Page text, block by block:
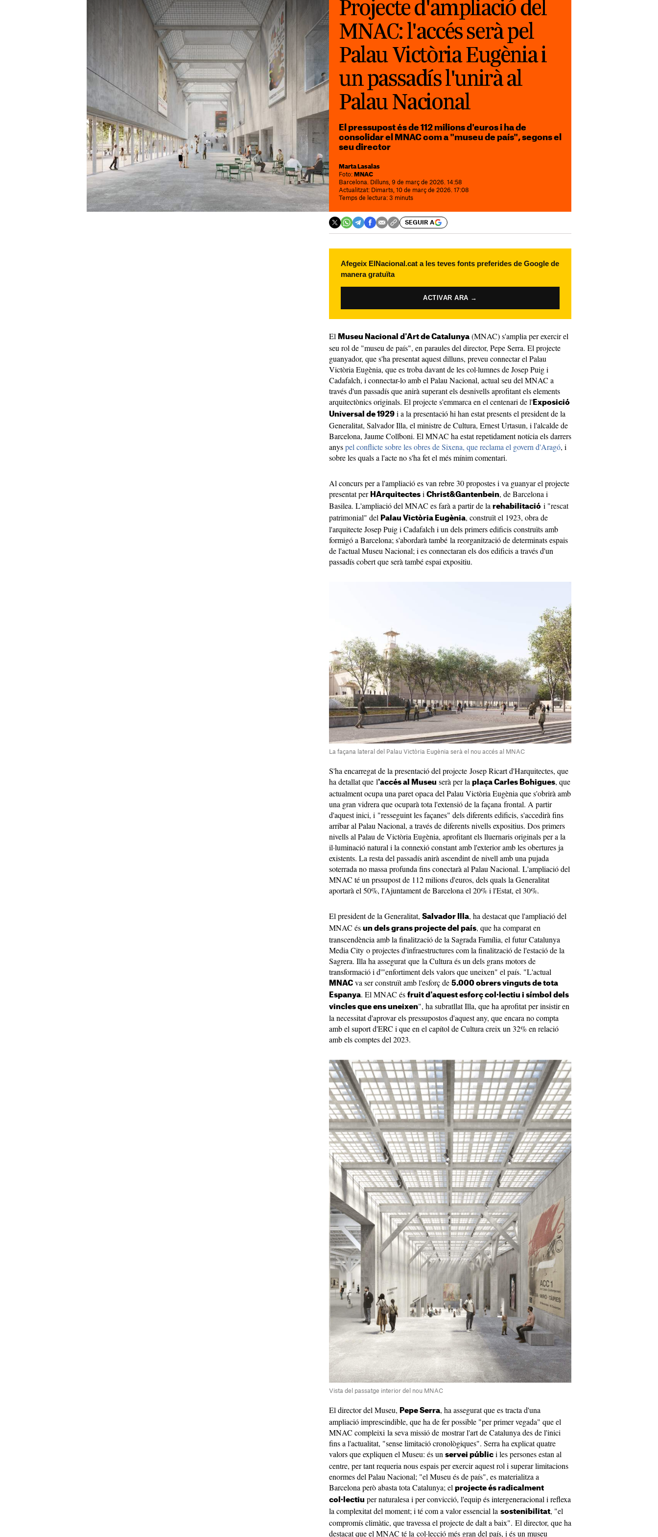
Projecte d'ampliació del
MNAC: l'accés serà pel
Palau Victòria Eugènia i
un passadís l'unirà al
Palau Nacional
El pressupost és de 112 milions d'euros i ha de
consolidar el MNAC com a "museu de país", segons el
seu director
Marta Lasalas
Foto: MNAC
Barcelona. Dilluns, 9 de març de 2026. 14:58
Actualitzat: Dimarts, 10 de març de 2026. 17:08
Temps de lectura: 3 minuts
SEGUIR A
Afegeix ElNacional.cat a les teves fonts preferides de Google de
manera gratuïta
ACTIVAR ARA →
El Museu Nacional d'Art de Catalunya (MNAC) s'amplia per exercir el
seu rol de "museu de país", en paraules del director, Pepe Serra. El projecte
guanyador, que s'ha presentat aquest dilluns, preveu connectar el Palau
Victòria Eugènia, que es troba davant de les col·lumnes de Josep Puig i
Cadafalch, i connectar-lo amb el Palau Nacional, actual seu del MNAC a
través d'un passadís que anirà superant els desnivells aprofitant els elements
arquitectònics originals. El projecte s'emmarca en el centenari de l' Exposició
Universal de 1929 i a la presentació hi han estat presents el president de la
Generalitat, Salvador Illa, el ministre de Cultura, Ernest Urtasun, i l'alcalde de
Barcelona, Jaume Collboni. El MNAC ha estat repetidament notícia els darrers
anyspel conflicte sobre les obres de Sixena, que reclama el govern d'Aragó, i
sobre les quals a l'acte no s'ha fet el més mínim comentari.
Al concurs per a l'ampliació es van rebre 30 propostes i va guanyar el projecte
presentat per HArquitectes i Christ&Gantenbein, de Barcelona i
Basilea. L'ampliació del MNAC es farà a partir de la rehabilitació i "rescat
patrimonial" del Palau Victòria Eugènia, construït el 1923, obra de
l'arquitecte Josep Puig i Cadafalch i un dels primers edificis construïts amb
formigó a Barcelona; s'abordarà també la reorganització de determinats espais
de l'actual Museu Nacional; i es connectaran els dos edificis a través d'un
passadís cobert que serà també espai expositiu.
La façana lateral del Palau Victòria Eugènia serà el nou accés al MNAC
S'ha encarregat de la presentació del projecte Josep Ricart d'Harquitectes, que
ha detallat que l'accés al Museu serà per la plaça Carles Bohigues, que
actualment ocupa una paret opaca del Palau Victòria Eugènia que s'obrirà amb
una gran vidrera que ocuparà tota l'extensió de la façana frontal. A partir
d'aquest inici, i "resseguint les façanes" dels diferents edificis, s'accedirà fins
arribar al Palau Nacional, a través de diferents nivells expositius. Dos primers
nivells al Palau de Victòria Eugènia, aprofitant els lluernaris originals per a la
il·luminació natural i la connexió constant amb l'exterior amb les obertures ja
existents. La resta del passadís anirà ascendint de nivell amb una pujada
soterrada no massa profunda fins conectarà al Palau Nacional. L'ampliació del
MNAC té un prssupost de 112 milions d'euros, dels quals la Generalitat
aportarà el 50%, l'Ajuntament de Barcelona el 20% i l'Estat, el 30%.
El president de la Generalitat, Salvador Illa, ha destacat que l'ampliació del
MNAC és un dels grans projecte del país, que ha comparat en
transcendència amb la finalització de la Sagrada Família, el futur Catalunya
Media City o projectes d'infraestructures com la finalització de l'estació de la
Sagrera. Illa ha assegurat que la Cultura és un dels grans motors de
transformació i d'"enfortiment dels valors que uneixen" el país. "L'actual
MNAC va ser construït amb l'esforç de 5.000 obrers vinguts de tota
Espanya. El MNAC és fruit d'aquest esforç col·lectiu i símbol dels
vincles que ens uneixen", ha subratllat Illa, que ha aprofitat per insistir en
la necessitat d'aprovar els pressupostos d'aquest any, que encara no compta
amb el suport d'ERC i que en el capítol de Cultura creix un 32% en relació
amb els comptes del 2023.
Vista del passatge interior del nou MNAC
El director del Museu, Pepe Serra, ha assegurat que es tracta d'una
ampliació imprescindible, que ha de fer possible "per primer vegada" que el
MNAC compleixi la seva missió de mostrar l'art de Catalunya des de l'inici
fins a l'actualitat, "sense limitació cronològiques". Serra ha explicat quatre
valors que expliquen el Museu: és un servei públic i les persones estan al
centre, per tant requeria nous espais per exercir aquest rol i superar limitacions
enormes del Palau Nacional; "el Museu és de país", es materialitza a
Barcelona però abasta tota Catalunya; el projecte és radicalment
col·lectiu per naturalesa i per convicció, l'equip és intergeneracional i reflexa
la complexitat del moment; i té com a valor essencial la sostenibilitat, "el
compromís climàtic, que travessa el projecte de dalt a baix". El director, que ha
destacat que el MNAC té la col·lecció més gran del país, i és un museu